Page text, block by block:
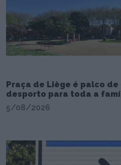
Praça de Liège é palco
desporto para toda a
5/08/2026